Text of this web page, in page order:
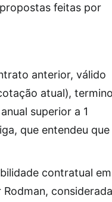
feitas por
anterior, válido
atual),
superior a 1
que entendeu que
contratual em
considerada